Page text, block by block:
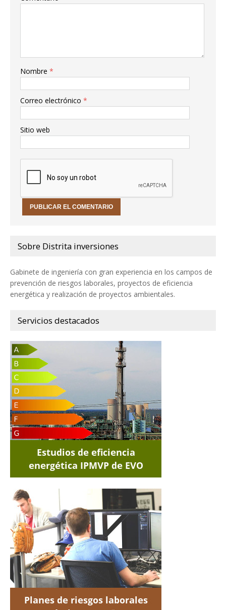
Nombre *
Correo electrónico *
Sitio web
Sobre Distrita inversiones
Gabinete de ingeniería con gran experiencia en los campos de
prevención de riesgos laborales, proyectos de eficiencia
energética y realización de proyectos ambientales.
Servicios destacados